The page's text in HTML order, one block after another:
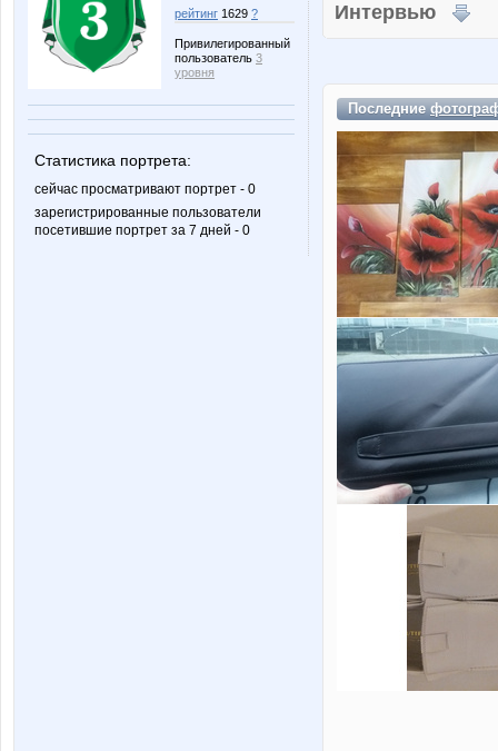
рейтинг 1629 ?
Привилегированный
пользователь 3
уровня
Статистика портрета:
сейчас просматривают портрет - 0
зарегистрированные пользователи
посетившие портрет за 7 дней - 0
Интервью
Последние